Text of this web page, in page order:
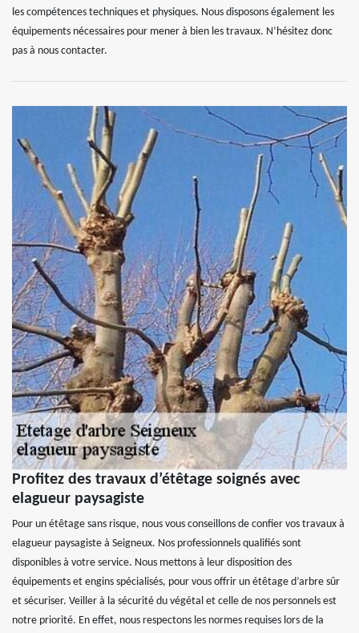
les compétences techniques et physiques. Nous disposons également les
équipements nécessaires pour mener à bien les travaux. N’hésitez donc
pas à nous contacter.
Profitez des travaux d’étêtage soignés avec
elagueur paysagiste
Pour un étêtage sans risque, nous vous conseillons de confier vos travaux à
elagueur paysagiste à Seigneux. Nos professionnels qualifiés sont
disponibles à votre service. Nous mettons à leur disposition des
équipements et engins spécialisés, pour vous offrir un étêtage d’arbre sûr
et sécuriser. Veiller à la sécurité du végétal et celle de nos personnels est
notre priorité. En effet, nous respectons les normes requises lors de la